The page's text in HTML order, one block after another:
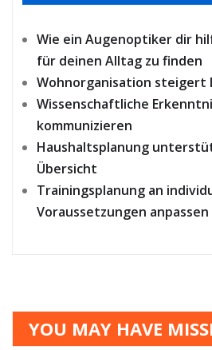
Wie ein Augenoptiker dir
für deinen Alltag zu finden
Wohnorganisation steigert
Wissenschaftliche
kommunizieren
Haushaltsplanung
Übersicht
Trainingsplanung an
Voraussetzungen anpassen
YOU MAY HAVE